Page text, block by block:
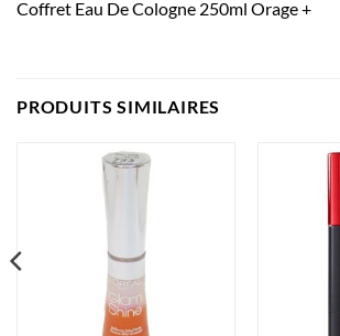
Coffret Eau De Cologne 250ml Orage +
PRODUITS SIMILAIRES